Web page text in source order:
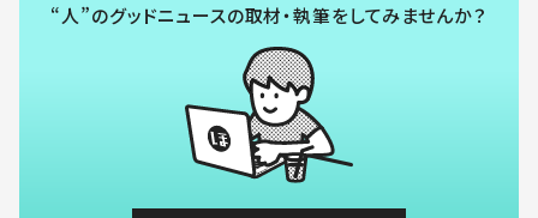
“人”のグッドニュースの取材・執筆をしてみませんか？